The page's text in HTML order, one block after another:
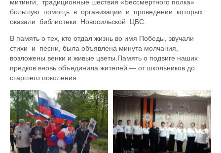
митинги, традиционные шествия «Бессмертного полка»
большую помощь в организации и проведении которых
оказали библиотеки Новосильской ЦБС.
В память о тех, кто отдал жизнь во имя Победы, звучали
стихи и песни, была объявлена минута молчания,
возложены венки и живые цветы.Память о подвиге наших
предков вновь объединила жителей — от школьников до
старшего поколения.